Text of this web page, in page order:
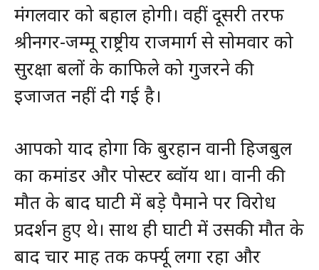
मंगलवार को बहाल होगी। वहीं दूसरी तरफ
श्रीनगर-जम्मू राष्ट्रीय राजमार्ग से सोमवार को
सुरक्षा बलों के काफिले को गुजरने की
इजाजत नहीं दी गई है।
आपको याद होगा कि बुरहान वानी हिजबुल
का कमांडर और पोस्‍टर ब्‍वॉय था। वानी की
मौत के बाद घाटी में बड़े पैमाने पर विरोध
प्रदर्शन हुए थे। साथ ही घाटी में उसकी मौत के
बाद चार माह तक कर्फ्यू लगा रहा और